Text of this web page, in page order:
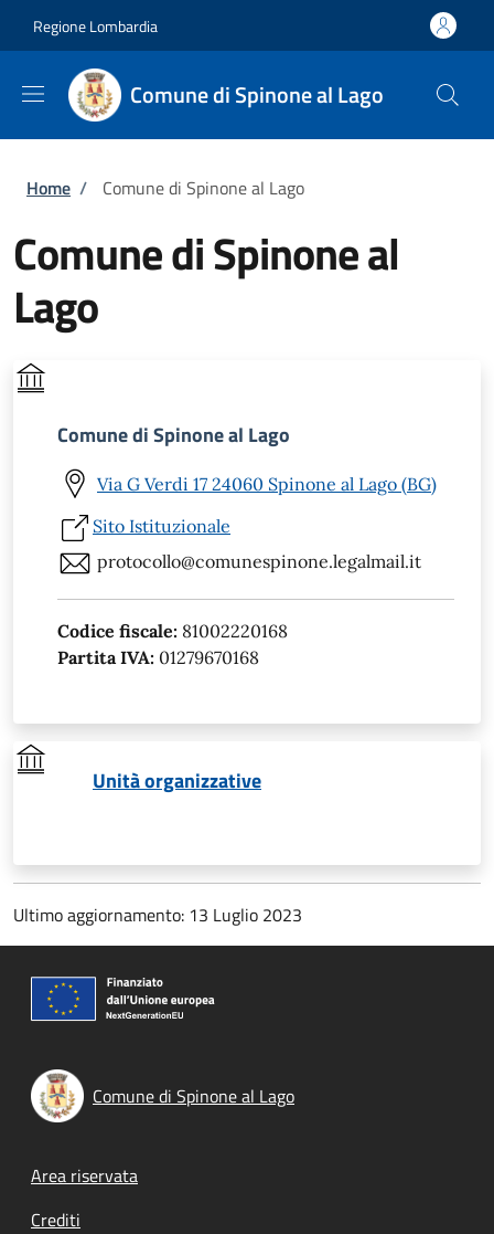
Regione Lombardia
Comune di Spinone al Lago
Briciole di pane
Home / Comune di Spinone al Lago
Comune di Spinone al
Lago
Comune di Spinone al Lago
Via G Verdi 17 24060 Spinone al Lago (BG)
Sito Istituzionale
protocollo@comunespinone.legalmail.it
Codice fiscale: 81002220168
Partita IVA: 01279670168
Unità organizzative
Ultimo aggiornamento: 13 Luglio 2023
Comune di Spinone al Lago
Footer menu
Area riservata
Crediti